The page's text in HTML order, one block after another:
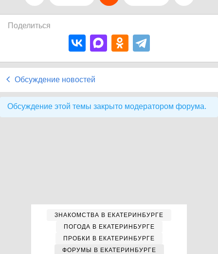
Поделиться
Обсуждение новостей
Обсуждение этой темы закрыто модератором форума.
ЗНАКОМСТВА В ЕКАТЕРИНБУРГЕ
ПОГОДА В ЕКАТЕРИНБУРГЕ
ПРОБКИ В ЕКАТЕРИНБУРГЕ
ФОРУМЫ В ЕКАТЕРИНБУРГЕ